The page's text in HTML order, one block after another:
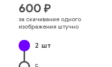
корпоративный
компания профессия
архитектура
600 ₽
за скачивание одного
изображения штучно
2 шт